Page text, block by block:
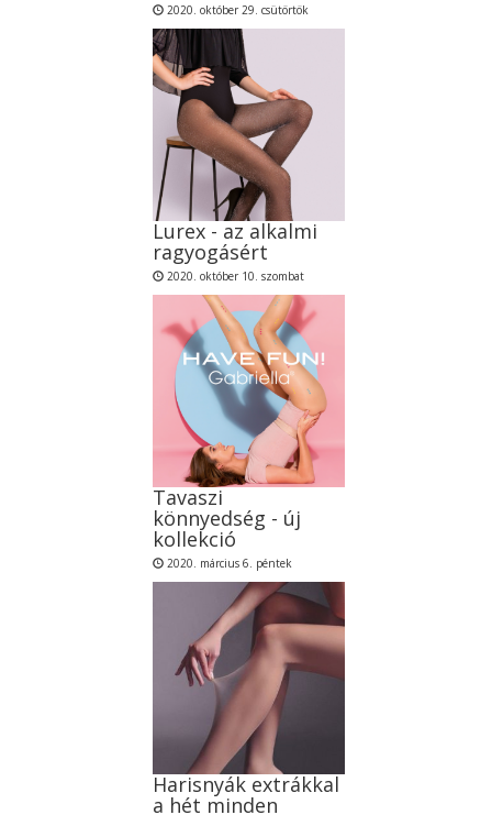
2020. október 29. csütörtök
Lurex - az alkalmi
ragyogásért
2020. október 10. szombat
Tavaszi
könnyedség - új
kollekció
2020. március 6. péntek
Harisnyák extrákkal
a hét minden